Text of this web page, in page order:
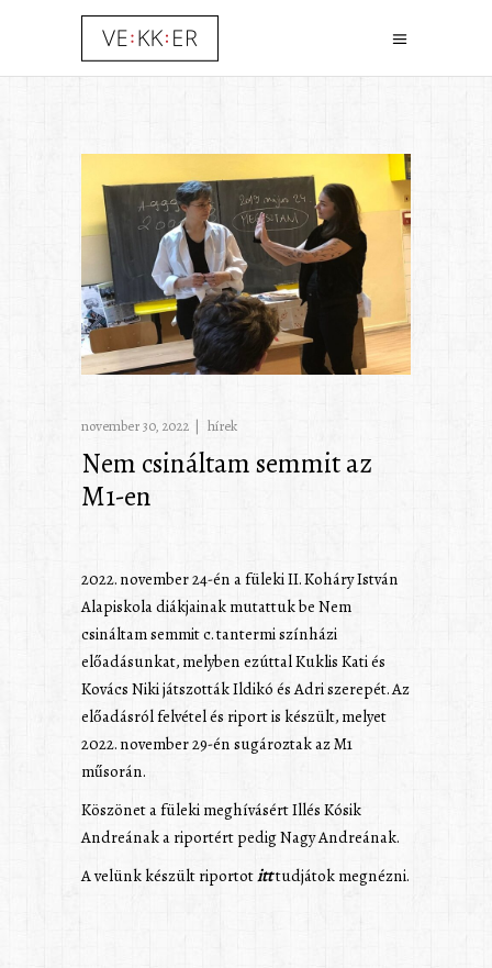
november 30, 2022 hírek
Nem csináltam semmit az
M1-en
2022. november 24-én a füleki II. Koháry István
Alapiskola diákjainak mutattuk be Nem
csináltam semmit c. tantermi színházi
előadásunkat, melyben ezúttal Kuklis Kati és
Kovács Niki játszották Ildikó és Adri szerepét. Az
előadásról felvétel és riport is készült, melyet
2022. november 29-én sugároztak az M1
műsorán.
Köszönet a füleki meghívásért Illés Kósik
Andreának a riportért pedig Nagy Andreának.
A velünk készült riportotitttudjátok megnézni.